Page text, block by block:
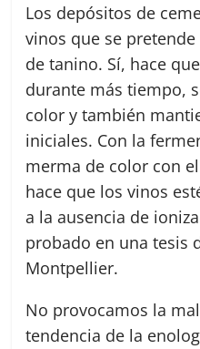
Los depósitos de
vinos que se
de tanino. Sí, hace
durante más tiempo,
color y también
iniciales. Con la
merma de color con
hace que los vinos
a la ausencia de
probado en una tesis
Montpellier.
No provocamos la
tendencia de la